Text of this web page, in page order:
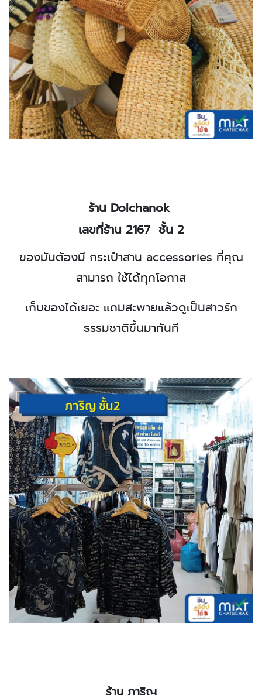
ร้าน Dolchanok
เลขที่ร้าน 2167 ชั้น 2
ของมันต้องมี กระเป๋าสาน accessories ที่คุณ
สามารถ ใช้ได้ทุกโอกาส
เก็บของได้เยอะ แถมสะพายแล้วดูเป็นสาวรัก
ธรรมชาติขึ้นมาทันที
ร้าน ภาริญ